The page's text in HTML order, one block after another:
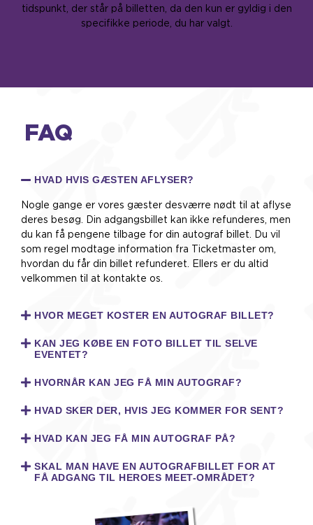
tidspunkt, der står på billetten, da den kun er gyldig i den
specifikke periode, du har valgt.
FAQ
HVAD HVIS GÆSTEN AFLYSER?
Nogle gange er vores gæster desværre nødt til at aflyse
deres besøg. Din adgangsbillet kan ikke refunderes, men
du kan få pengene tilbage for din autograf billet. Du vil
som regel modtage information fra Ticketmaster om,
hvordan du får din billet refunderet. Ellers er du altid
velkommen til at kontakte os.
HVOR MEGET KOSTER EN AUTOGRAF BILLET?
KAN JEG KØBE EN FOTO BILLET TIL SELVE
EVENTET?
HVORNÅR KAN JEG FÅ MIN AUTOGRAF?
HVAD SKER DER, HVIS JEG KOMMER FOR SENT?
HVAD KAN JEG FÅ MIN AUTOGRAF PÅ?
SKAL MAN HAVE EN AUTOGRAFBILLET FOR AT
FÅ ADGANG TIL HEROES MEET-OMRÅDET?